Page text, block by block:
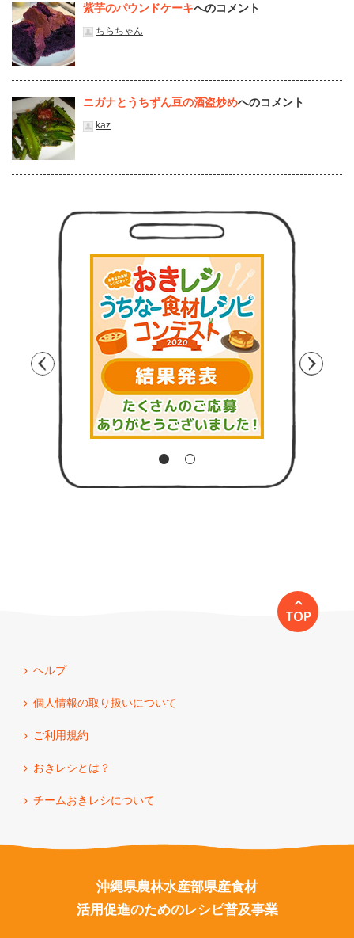
紫芋のパウンドケーキへのコメント
ちらちゃん
ニガナとうちずん豆の酒盗炒めへのコメント
kaz
TOP
ヘルプ
個人情報の取り扱いについて
ご利用規約
おきレシとは？
チームおきレシについて
沖縄県農林水産部県産食材
活用促進のためのレシピ普及事業